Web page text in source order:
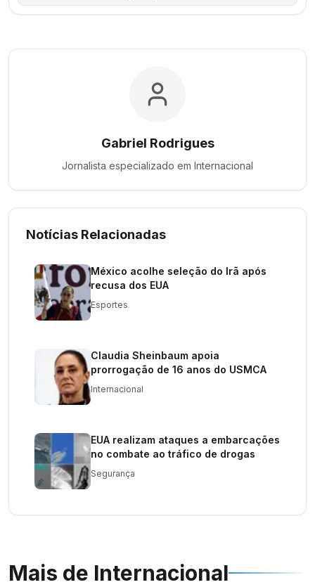
Gabriel Rodrigues
Jornalista especializado em Internacional
Notícias Relacionadas
México acolhe seleção do Irã após
recusa dos EUA
Esportes
Claudia Sheinbaum apoia
prorrogação de 16 anos do USMCA
Internacional
EUA realizam ataques a embarcações
no combate ao tráfico de drogas
Segurança
Mais de Internacional